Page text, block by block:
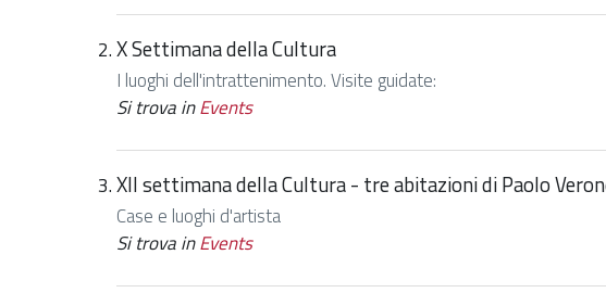
X Settimana della Cultura
I luoghi dell'intrattenimento. Visite guidate:
Si trova inEvents
XII settimana della Cultura - tre abitazioni di Paolo
Case e luoghi d'artista
Si trova inEvents